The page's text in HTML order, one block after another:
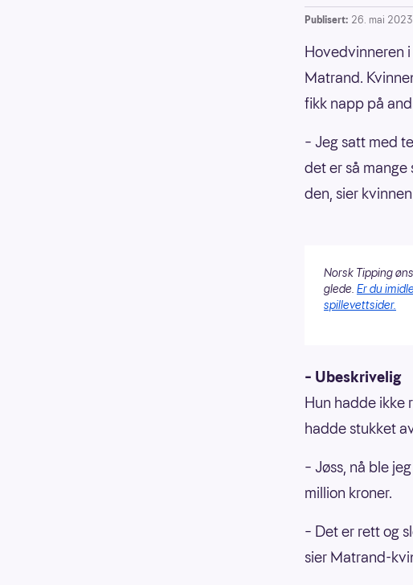
Publisert: 26. mai 2023
Hovedvinneren
Matrand.
fikk napp på
– Jeg satt med
det er så mange
den, sier
Norsk Tipping
glede. Er du
spillevettsider.
– Ubeskrivelig
Hun hadde ikke
hadde stukket
– Jøss, nå ble
million kroner.
– Det er rett og
sier Matrand-